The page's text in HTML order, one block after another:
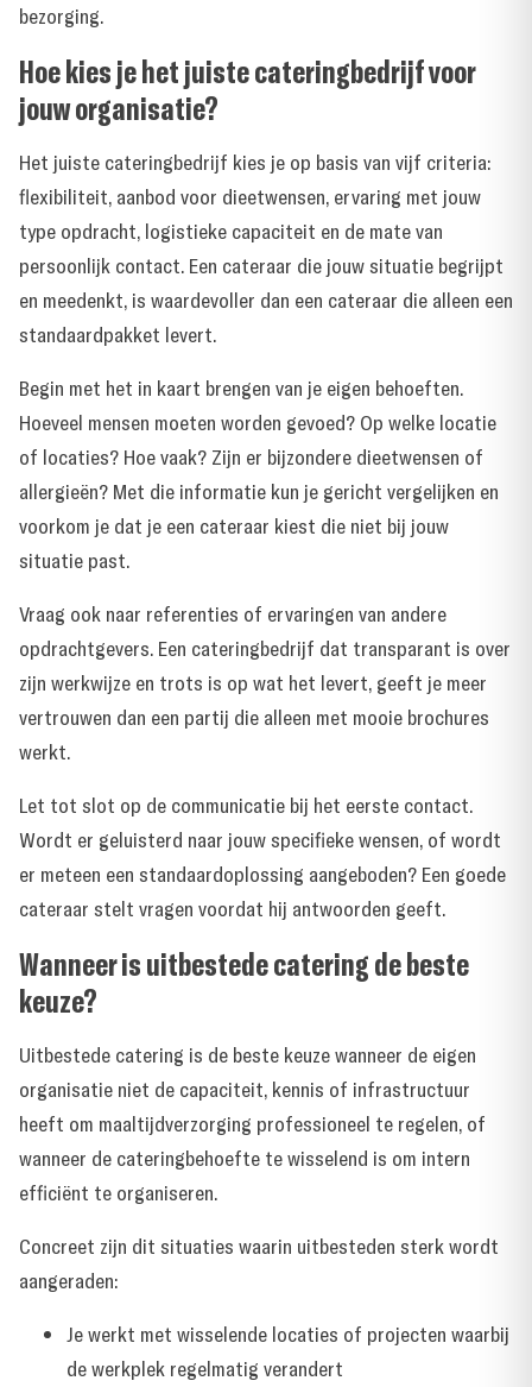
bezorging.
Hoe kies je het juiste cateringbedrijf voor
jouw organisatie?
Het juiste cateringbedrijf kies je op basis van vijf criteria:
flexibiliteit, aanbod voor dieetwensen, ervaring met jouw
type opdracht, logistieke capaciteit en de mate van
persoonlijk contact. Een cateraar die jouw situatie begrijpt
en meedenkt, is waardevoller dan een cateraar die alleen een
standaardpakket levert.
Begin met het in kaart brengen van je eigen behoeften.
Hoeveel mensen moeten worden gevoed? Op welke locatie
of locaties? Hoe vaak? Zijn er bijzondere dieetwensen of
allergieën? Met die informatie kun je gericht vergelijken en
voorkom je dat je een cateraar kiest die niet bij jouw
situatie past.
Vraag ook naar referenties of ervaringen van andere
opdrachtgevers. Een cateringbedrijf dat transparant is over
zijn werkwijze en trots is op wat het levert, geeft je meer
vertrouwen dan een partij die alleen met mooie brochures
werkt.
Let tot slot op de communicatie bij het eerste contact.
Wordt er geluisterd naar jouw specifieke wensen, of wordt
er meteen een standaardoplossing aangeboden? Een goede
cateraar stelt vragen voordat hij antwoorden geeft.
Wanneer is uitbestede catering de beste
keuze?
Uitbestede catering is de beste keuze wanneer de eigen
organisatie niet de capaciteit, kennis of infrastructuur
heeft om maaltijdverzorging professioneel te regelen, of
wanneer de cateringbehoefte te wisselend is om intern
efficiënt te organiseren.
Concreet zijn dit situaties waarin uitbesteden sterk wordt
aangeraden:
Je werkt met wisselende locaties of projecten waarbij
de werkplek regelmatig verandert